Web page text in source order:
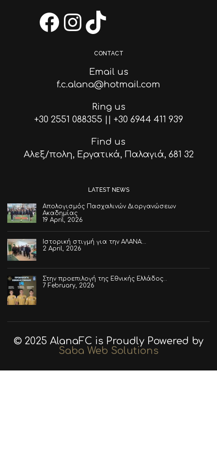
Facebook
Instagram
TikTok
CONTACT
Email us
f.c.alana@hotmail.com
Ring us
+30 2551 088355
+30 6944 411 939
Find us
Αλεξ/πολη, Εργατικά, Παλαγιά, 681 32
LATEST NEWS
Απολογισμός Πασχαλινών Διοργανώσεων
Ακαδημίας
19 April, 2026
Ιστορική στιγμή για την ΑΛΑΝΑ:…
2 April, 2026
Στην προεπιλογή της Εθνικής Ελλάδος…
7 February, 2026
© 2025 AlanaFC is Proudly Powered by
Saba Web Solutions